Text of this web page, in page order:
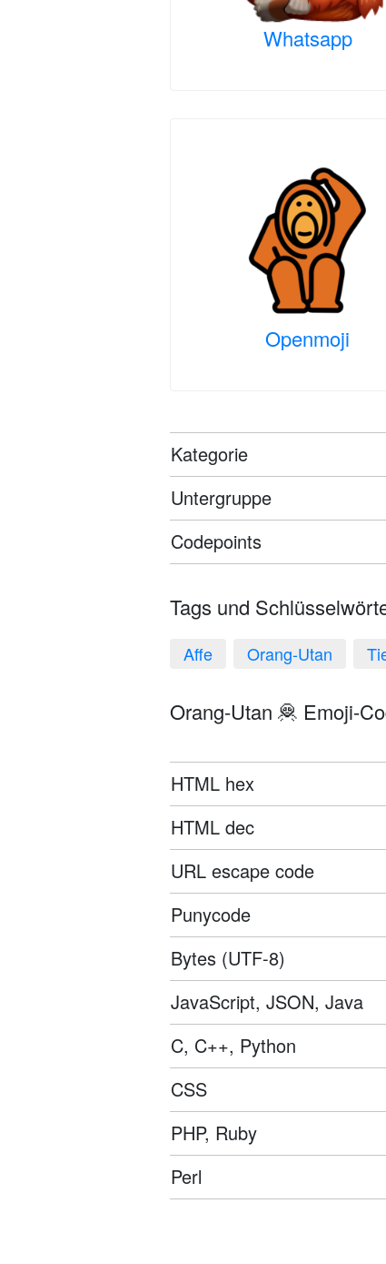
Whatsapp
Openmoji
Kategorie
Untergruppe
Codepoints
Tags und
Affe Orang-Utan
Orang-Utan 🦧 Emoji-
HTML hex
HTML dec
URL escape code
Punycode
Bytes (UTF-8)
JavaScript, JSON, Java
C, C++, Python
CSS
PHP, Ruby
Perl